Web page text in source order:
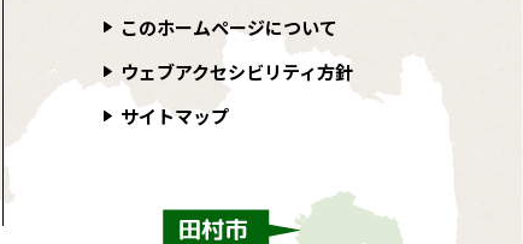
このホームページについて
ウェブアクセシビリティ方針
サイトマップ